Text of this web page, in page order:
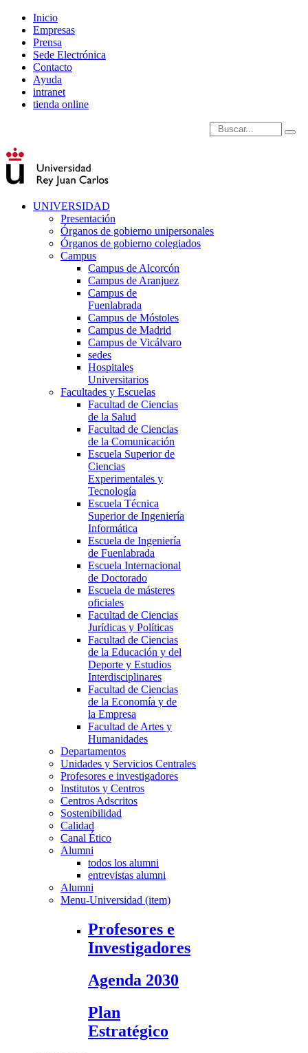
Inicio
Empresas
Prensa
Sede Electrónica
Contacto
Ayuda
intranet
tienda online
Introduce términos de
UNIVERSIDAD
Presentación
Órganos de gobierno unipersonales
Órganos de gobierno colegiados
Campus
Campus de Alcorcón
Campus de Aranjuez
Campus de
Fuenlabrada
Campus de Móstoles
Campus de Madrid
Campus de Vicálvaro
sedes
Hospitales
Universitarios
Facultades y Escuelas
Facultad de Ciencias
de la Salud
Facultad de Ciencias
de la Comunicación
Escuela Superior de
Ciencias
Experimentales y
Tecnología
Escuela Técnica
Superior de Ingeniería
Informática
Escuela de Ingeniería
de Fuenlabrada
Escuela Internacional
de Doctorado
Escuela de másteres
oficiales
Facultad de Ciencias
Jurídicas y Políticas
Facultad de Ciencias
de la Educación y del
Deporte y Estudios
Interdisciplinares
Facultad de Ciencias
de la Economía y de
la Empresa
Facultad de Artes y
Humanidades
Departamentos
Unidades y Servicios Centrales
Profesores e investigadores
Institutos y Centros
Centros Adscritos
Sostenibilidad
Calidad
Canal Ético
Alumni
todos los alumni
entrevistas alumni
Alumni
Menu-Universidad (item)
Profesores e
Investigadores
Agenda 2030
Plan
Estratégico